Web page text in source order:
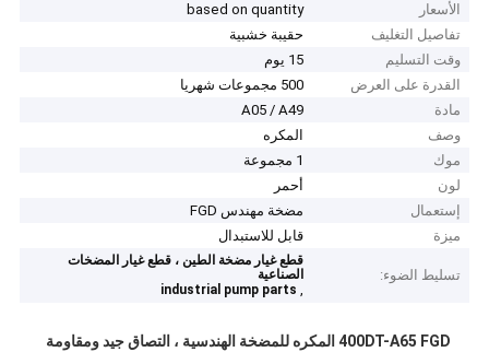
الأسعار
based on quantity
تفاصيل التغليف
حقيبة خشبية
وقت التسليم
15 يوم
القدرة على العرض
500 مجموعات شهريا
مادة
A05 / A49
وصف
المكره
موك
1 مجموعة
لون
أحمر
إستعمال
مضخة مهندس FGD
ميزة
قابل للاستبدال
تسليط الضوء:
قطع غيار مضخة الطين ، قطع غيار المضخات
الصناعية
,
industrial pump parts
400DT-A65 FGD المكره للمضخة الهندسية ، التصاق جيد ومقاومة